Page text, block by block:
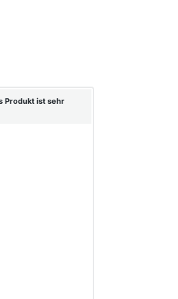
Produkt ist sehr